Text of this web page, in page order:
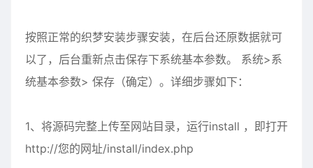
按照正常的织梦安装步骤安装，在后台还原数据就可
以了，后台重新点击保存下系统基本参数。 系统>系
统基本参数> 保存（确定）。详细步骤如下：
1、将源码完整上传至网站目录，运行install ，即打开
http://您的网址/install/index.php